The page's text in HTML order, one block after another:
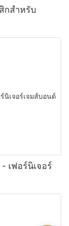
กสำหรับ
เฟอร์นิเจอร์